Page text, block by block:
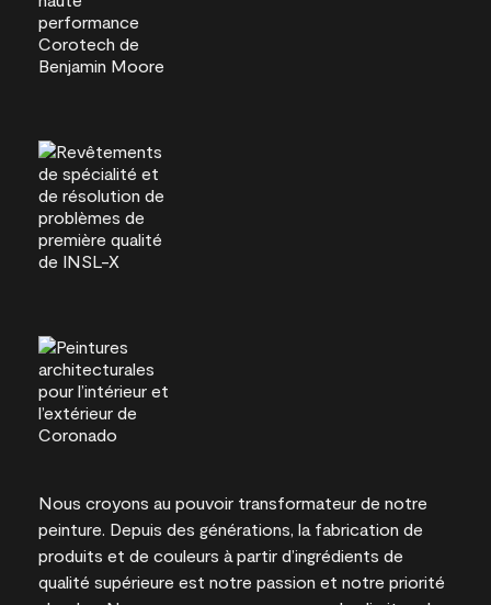
Nous croyons au pouvoir transformateur de notre
peinture. Depuis des générations, la fabrication de
produits et de couleurs à partir d’ingrédients de
qualité supérieure est notre passion et notre priorité